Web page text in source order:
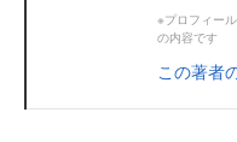
※プロフィー
の内容です
この著者